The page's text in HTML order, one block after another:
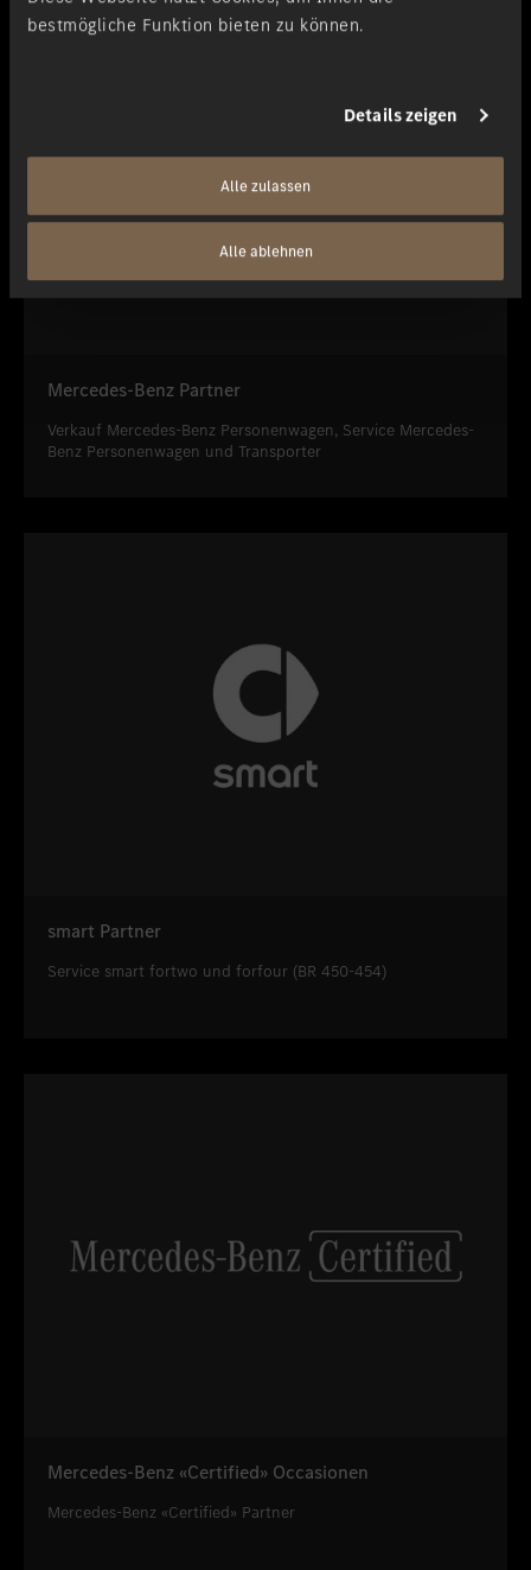
bestmögliche Funktion bieten zu können.
Details zeigen
Alle zulassen
Alle ablehnen
Mercedes-Benz Partner
Verkauf Mercedes-Benz Personenwagen, Service Mercedes-
Benz Personenwagen und Transporter
smart Partner
Service smart fortwo und forfour (BR 450-454)
Mercedes-Benz «Certified» Occasionen
Mercedes-Benz «Certified» Partner